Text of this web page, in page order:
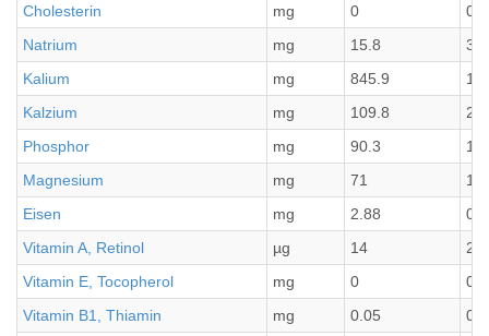
Cholesterin mg 0
0
Natrium
mg 15.8
Kalium
mg 845.9
Kalzium
mg 109.8
Phosphor
mg 90.3
Magnesium
mg 71
Eisen
mg 2.88
Vitamin A, Retinol
µg 14
2.8
Vitamin E, Tocopherol
mg 0
0
Vitamin B1, Thiamin
mg 0.05